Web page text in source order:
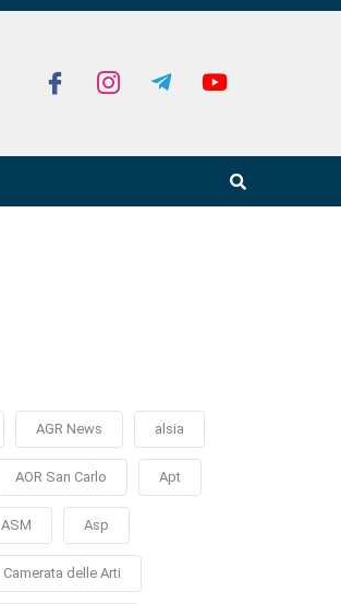
AGR News alsia
AOR San Carlo Apt
ASM Asp
Camerata delle Arti